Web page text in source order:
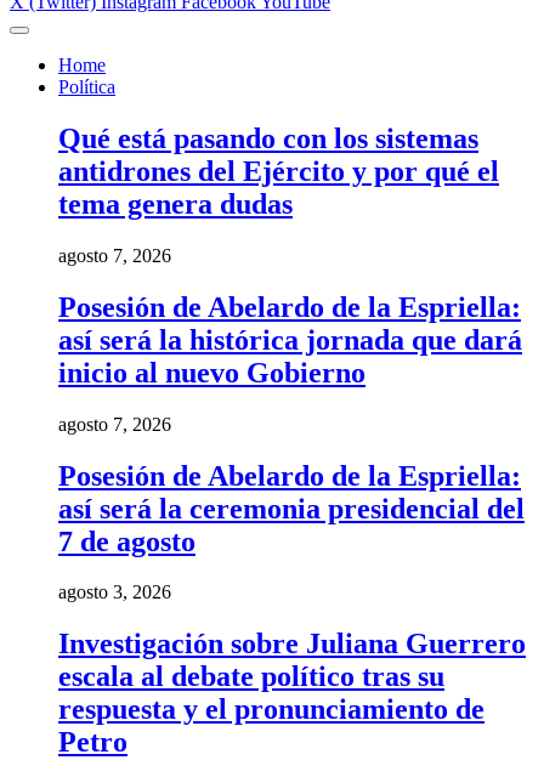
Home
Política
Qué está pasando con los sistemas
antidrones del Ejército y por qué el
tema genera dudas
agosto 7, 2026
Posesión de Abelardo de la Espriella:
así será la histórica jornada que dará
inicio al nuevo Gobierno
agosto 7, 2026
Posesión de Abelardo de la Espriella:
así será la ceremonia presidencial del
7 de agosto
agosto 3, 2026
Investigación sobre Juliana Guerrero
escala al debate político tras su
respuesta y el pronunciamiento de
Petro